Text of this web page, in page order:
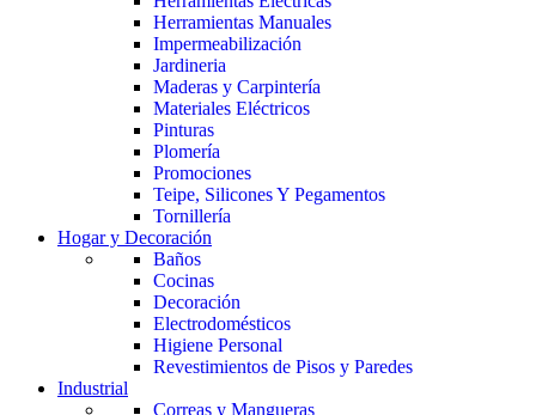
Herramientas Manuales
Impermeabilización
Jardineria
Maderas y Carpintería
Materiales Eléctricos
Pinturas
Plomería
Promociones
Teipe, Silicones Y Pegamentos
Tornillería
Hogar y Decoración
Baños
Cocinas
Decoración
Electrodomésticos
Higiene Personal
Revestimientos de Pisos y Paredes
Industrial
Correas y Mangueras